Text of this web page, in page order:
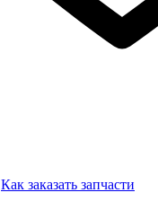
Как заказать запчасти